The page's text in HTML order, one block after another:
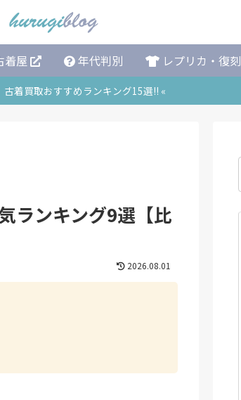
着屋 年代判別 レプリカ・復刻
古着買取おすすめランキング15選!! «
ランキング9選【比
2026.08.01